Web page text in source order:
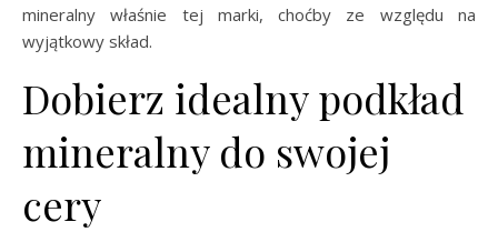
mineralny właśnie tej marki, choćby ze względu na
wyjątkowy skład.
Dobierz idealny podkład
mineralny do swojej
cery